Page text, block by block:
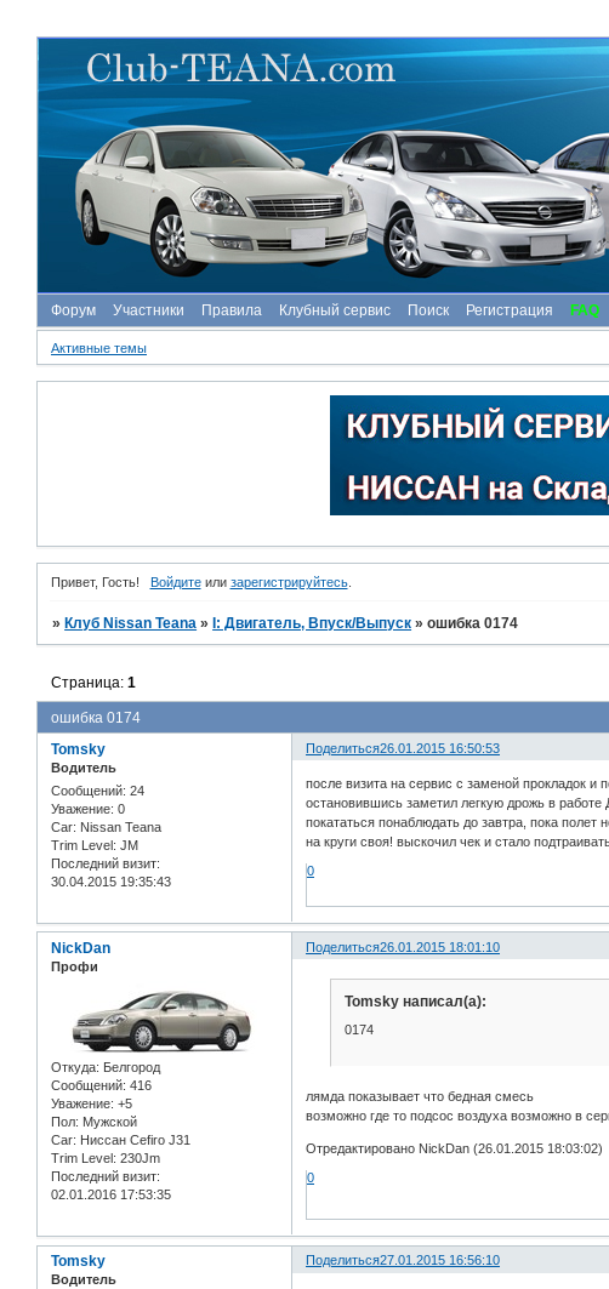
Форум Участники Правила Клубный сервис Поиск Регистрация FAQ
Активные темы
Привет, Гость! Войдитеили зарегистрируйтесь.
» Клуб Nissan Teana » I: Двигатель, Впуск/Выпуск »ошибка 0174
ошибка 0174
Страница:1
Поделиться26.01.2015 16:50:53
Tomsky
Водитель
Сообщений: 24
Уважение: 0
Car: Nissan Teana
Trim Level: JM
Последний визит:
30.04.2015 19:35:43
после визита на сервис с заменой прокладок
остановившись заметил легкую дрожь в
покататься понаблюдать до завтра, пока
на круги своя! выскочил чек и стало
0
Поделиться26.01.2015 18:01:10
NickDan
Профи
Откуда: Белгород
Сообщений: 416
Уважение: +5
Пол: Мужской
Car: Ниссан Cefiro J31
Trim Level: 230Jm
Последний визит:
02.01.2016 17:53:35
Tomsky написал(а):
0174
лямда показывает что бедная смесь
возможно где то подсос воздуха возможно в
Отредактировано NickDan (26.01.2015 18:03:02)
0
Поделиться27.01.2015 16:56:10
Tomsky
Водитель